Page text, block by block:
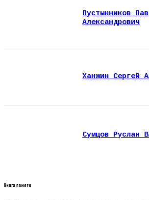
Пустынников
Александрович
Ханжин Сергей
Сумцов Руслан
Книга памяти